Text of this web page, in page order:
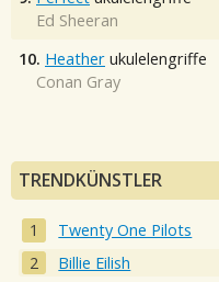
Ed Sheeran
10. Heather ukulelengriffe
Conan Gray
TRENDKÜNSTLER
Twenty One Pilots
Billie Eilish